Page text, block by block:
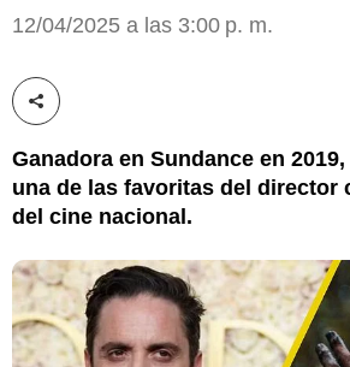
12/04/2025 a las 3:00 p. m.
Compartir esta noticia
Ganadora en Sundance en
una de las favoritas del director
del cine nacional.